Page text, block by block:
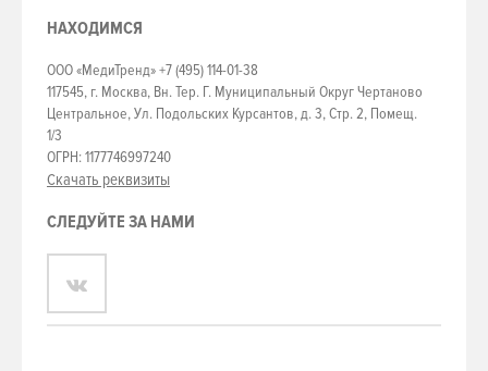
НАХОДИМСЯ
ООО «МедиТренд» +7 (495) 114-01-38
117545, г. Москва, Вн. Тер. Г. Муниципальный Округ Чертаново
Центральное, Ул. Подольских Курсантов, д. 3, Стр. 2, Помещ.
1/3
ОГРН: 1177746997240
Скачать реквизиты
СЛЕДУЙТЕ ЗА НАМИ